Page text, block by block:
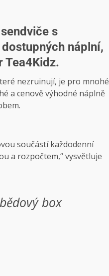
s
náplní,
Tea4Kidz.
nezruinují, je pro mnohé
a cenově výhodné náplně
součástí každodenní
a rozpočtem,“ vysvětluje
box